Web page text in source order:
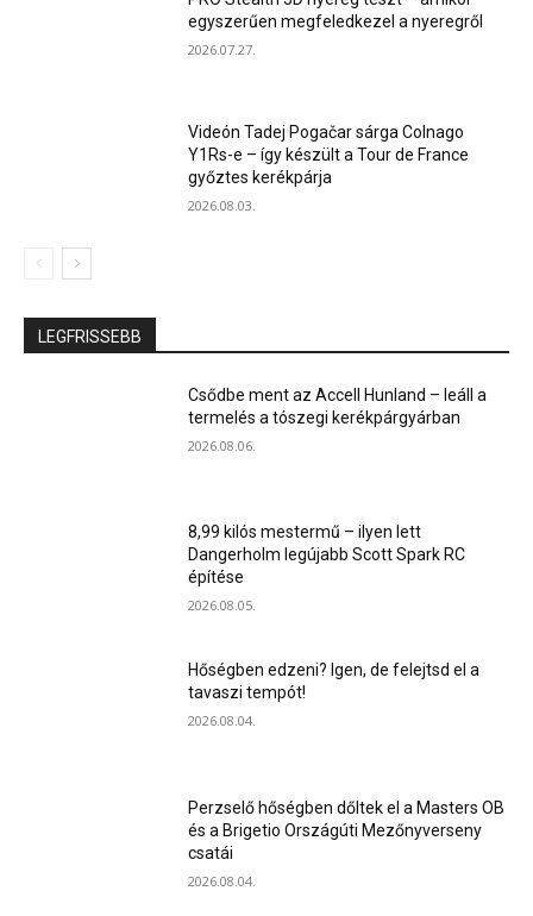
egyszerűen megfeledkezel a nyeregről
2026.07.27.
Videón Tadej Pogačar sárga Colnago
Y1Rs-e – így készült a Tour de France
győztes kerékpárja
2026.08.03.
LEGFRISSEBB
Csődbe ment az Accell Hunland – leáll a
termelés a tószegi kerékpárgyárban
2026.08.06.
8,99 kilós mestermű – ilyen lett
Dangerholm legújabb Scott Spark RC
építése
2026.08.05.
Hőségben edzeni? Igen, de felejtsd el a
tavaszi tempót!
2026.08.04.
Perzselő hőségben dőltek el a Masters OB
és a Brigetio Országúti Mezőnyverseny
csatái
2026.08.04.